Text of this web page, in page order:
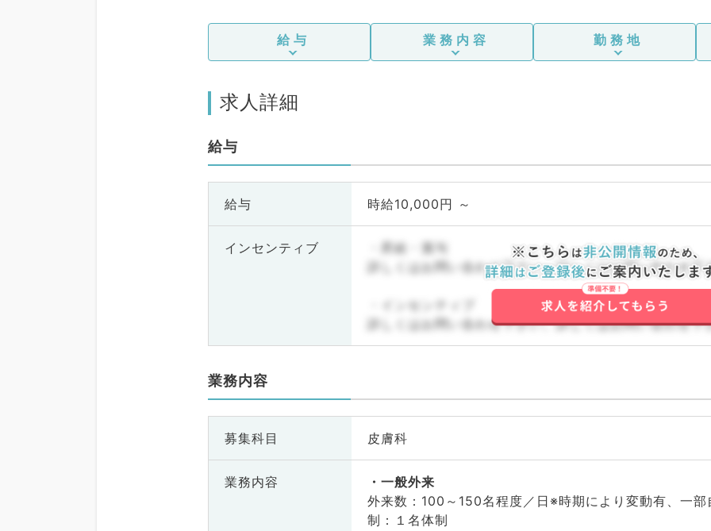
給与 業務内容 勤務地
求人詳細
給与
給与 時給10,000円 ～
インセンティブ
・昇給・賞与
詳しくはお問い合わせ下さい。詳しくはお問い合わせ下
・インセンティブ
詳しくはお問い合わせ下さい。詳しくはお問い合わせ下
業務内容
募集科目 皮膚科
業務内容
一般外来
外来数：100～150名程度／日※時期により変動有、一
制：１名体制